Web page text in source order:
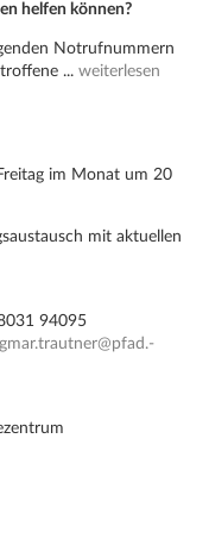
helfen können?
Notrufnummern
...weiterlesen
im Monat um 20
mit aktuellen
94095